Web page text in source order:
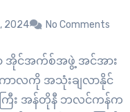
2024 No Comments
ာ အိုင်အက်စ်အဖွဲ့ အင်အား
ာလကို အသုံးချလာနိုင်
ကြီး အန်တိုနီ ဘလင်ကန်က